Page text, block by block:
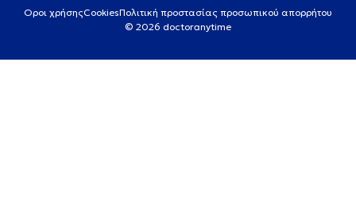
Οροι χρήσηςCookiesΠολιτική προστασίας προσωπικού απορρήτου
© 2026 doctoranytime